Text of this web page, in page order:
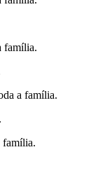
família.
a família.
família.